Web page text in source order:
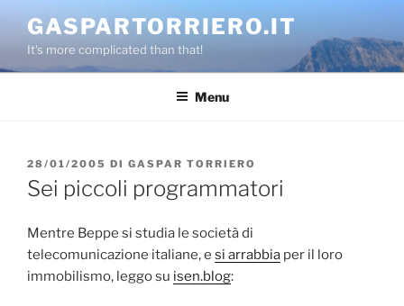
contenuto
GASPARTORRIERO.IT
It's more complicated than that!
Menu
PUBBLICATO
IL
28/01/2005 DI GASPAR TORRIERO
Sei piccoli programmatori
Mentre Beppe si studia le società di
telecomunicazione italiane, e si arrabbia per il loro
immobilismo, leggo su isen.blog: